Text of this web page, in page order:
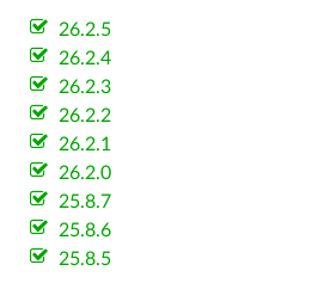
26.2.5
26.2.4
26.2.3
26.2.2
26.2.1
26.2.0
25.8.7
25.8.6
25.8.5